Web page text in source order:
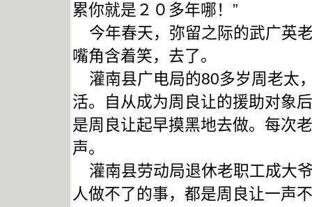
累你就是２０多年哪！”
今年春天，弥留之际的武广英
嘴角含着笑，去了。
灌南县广电局的80多岁周老太
活。自从成为周良让的援助对象
是周良让起早摸黑地去做。每次
声。
灌南县劳动局退休老职工成大
人做不了的事，都是周良让一声